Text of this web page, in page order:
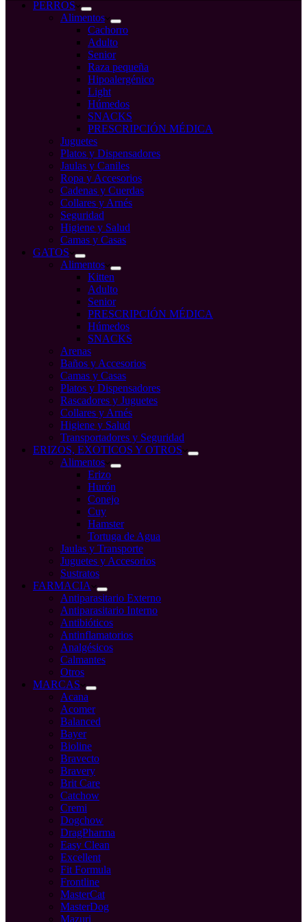
compraPERROS
Alimentos
Cachorro
Adulto
Senior
Raza pequeña
Hipoalergénico
Light
Húmedos
SNACKS
PRESCRIPCIÓN MÉDICA
Juguetes
Platos y Dispensadores
Jaulas y Caniles
Ropa y Accesorios
Cadenas y Cuerdas
Collares y Arnés
Seguridad
Higiene y Salud
Camas y Casas
GATOS
Alimentos
Kitten
Adulto
Senior
PRESCRIPCIÓN MÉDICA
Húmedos
SNACKS
Arenas
Baños y Accesorios
Camas y Casas
Platos y Dispensadores
Rascadores y Juguetes
Collares y Arnés
Higiene y Salud
Transportadores y Seguridad
ERIZOS, EXOTICOS Y OTROS
Alimentos
Erizo
Hurón
Conejo
Cuy
Hamster
Tortuga de Agua
Jaulas y Transporte
Juguetes y Accesorios
Sustratos
FARMACIA
Antiparasitario Externo
Antiparasitario Interno
Antibióticos
Antinflamatorios
Analgésicos
Calmantes
Otros
MARCAS
Acana
Acomer
Balanced
Bayer
Bioline
Bravecto
Bravery
Brit Care
Catchow
Cremi
Dogchow
DragPharma
Easy Clean
Excellent
Fit Formula
Frontline
MasterCat
MasterDog
Mazuri